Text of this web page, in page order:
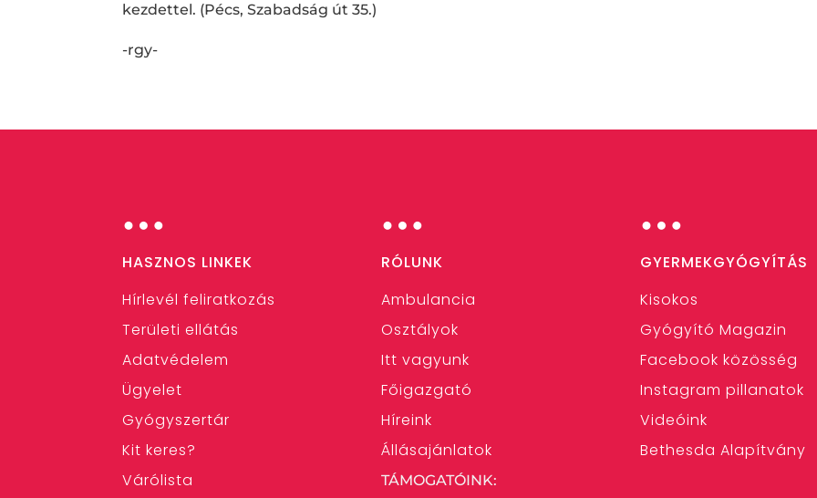
kezdettel. (Pécs, Szabadság út 35.)
-rgy-
…
HASZNOS LINKEK
Hírlevél feliratkozás
Területi ellátás
Adatvédelem
Ügyelet
Gyógyszertár
Kit keres?
Várólista
…
RÓLUNK
Ambulancia
Osztályok
Itt vagyunk
Főigazgató
Híreink
Állásajánlatok
TÁMOGATÓINK:
…
GYERMEKGYÓGYÍTÁS
Kisokos
Gyógyító Magazin
Facebook közösség
Instagram pillanatok
Videóink
Bethesda Alapítvány